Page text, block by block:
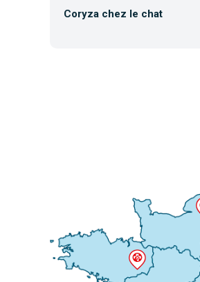
Coryza chez le chat